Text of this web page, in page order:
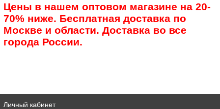
Цены в нашем оптовом магазине на 20-
70% ниже. Бесплатная доставка по
Москве и области. Доставка во все
города России.
Личный кабинет